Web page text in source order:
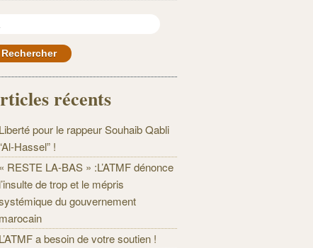
:
récents
Liberté pour le rappeur Souhaib Qabli
Hassel” !
« RESTE LA-BAS » :L’ATMF dénonce
l’insulte de trop et le mépris
du gouvernement
marocain
L’ATMF a besoin de votre soutien !